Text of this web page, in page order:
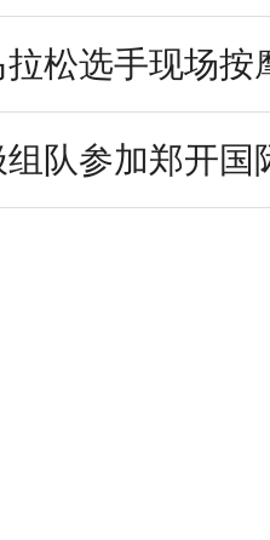
松选手现场按
队参加郑开国